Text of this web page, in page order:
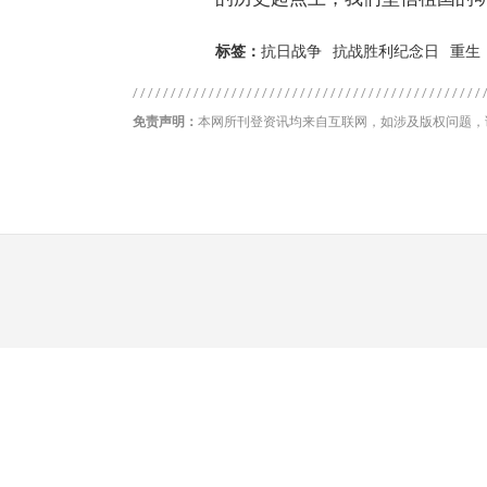
标签： 抗日战争 抗战胜利纪念日 重生
免责声明： 本网所刊登资讯均来自互联网，如涉及版权问题